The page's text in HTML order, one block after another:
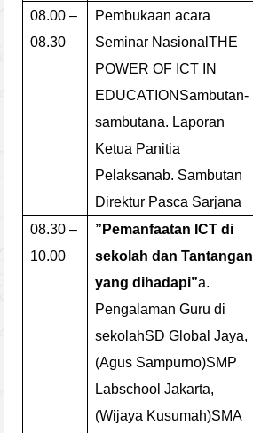
08.00 –
08.30
Pembukaan acara
Seminar Nasional THE
POWER OF ICT IN
EDUCATION Sambutan-
sambutana. Laporan
Ketua Panitia
Pelaksanab. Sambutan
Direktur Pasca Sarjana
08.30 –
10.00
”Pemanfaatan ICT di
sekolah dan Tantangan
yang dihadapi”a.
Pengalaman Guru di
sekolahSD Global Jaya,
(Agus Sampurno)SMP
Labschool Jakarta,
(Wijaya Kusumah)SMA